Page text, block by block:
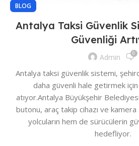
BLOG
Antalya Taksi Güvenlik
Güvenliği
Admin 0
Antalya taksi güvenlik sistemi,
daha güvenli hale getirmek
atıyor.Antalya Büyükşehir
butonu, araç takip cihazı ve
yolcuların hem de sürücülerin
hedefliyor.